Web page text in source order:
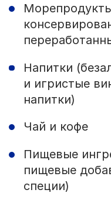
Напитки
и игристые
напитки)
Чай и кофе
Пищевые
пищевые
специи)